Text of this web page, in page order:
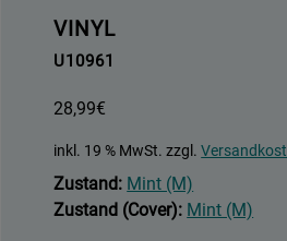
VINYL
U10961
28,99€
inkl. 19 % MwSt. zzgl.
Zustand: Mint (M)
Zustand (Cover): Mint (M)